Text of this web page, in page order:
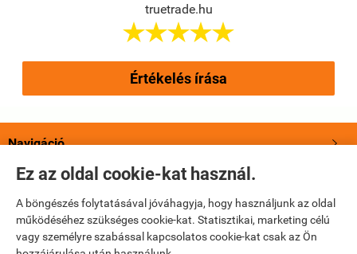
Ez az oldal cookie-kat használ.
A böngészés folytatásával jóváhagyja, hogy használjunk az oldal
működéséhez szükséges cookie-kat. Statisztikai, marketing célú
vagy személyre szabással kapcsolatos cookie-kat csak az Ön
truetrade.hu

Értékelés írása
Navigáció 
Saját fiók
Bemutatkozás